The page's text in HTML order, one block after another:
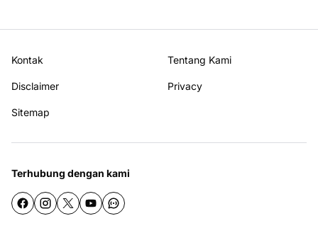
Kontak Tentang Kami
Disclaimer Privacy
Sitemap
Terhubung dengan kami